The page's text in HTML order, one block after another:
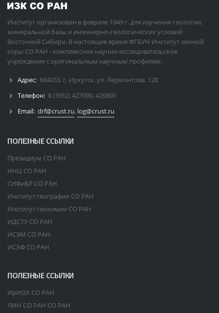
Институт организован в феврале 1949 г. для изучения геологии,
минеральной базы и инженерно-геологических условий
Восточной Сибири. В настоящее время ФГБУН Институт земной
коры СО РАН - комплексное научно-исследовательское
учреждение с оригинальным научным профилем.
Адрес: 664033, г. Иркутск, ул. Лермонтова, 128
Телефон: 8 (3952) 427000, 426900
Email: drf@crust.ru, log@crust.ru
ПОЛЕЗНЫЕ ССЫЛКИ
Президиум СО РАН
ИНЦ СО РАН
СИФиБР СО РАН
Институт географии СО РАН
Институт геохимии СО РАН
ИДСТУ СО РАН
ИСЭМ СО РАН
ИСЗФ СО РАН
ПОЛЕЗНЫЕ ССЫЛКИ
ИрИОХ СО РАН
ЛИН СО РАН СО РАН